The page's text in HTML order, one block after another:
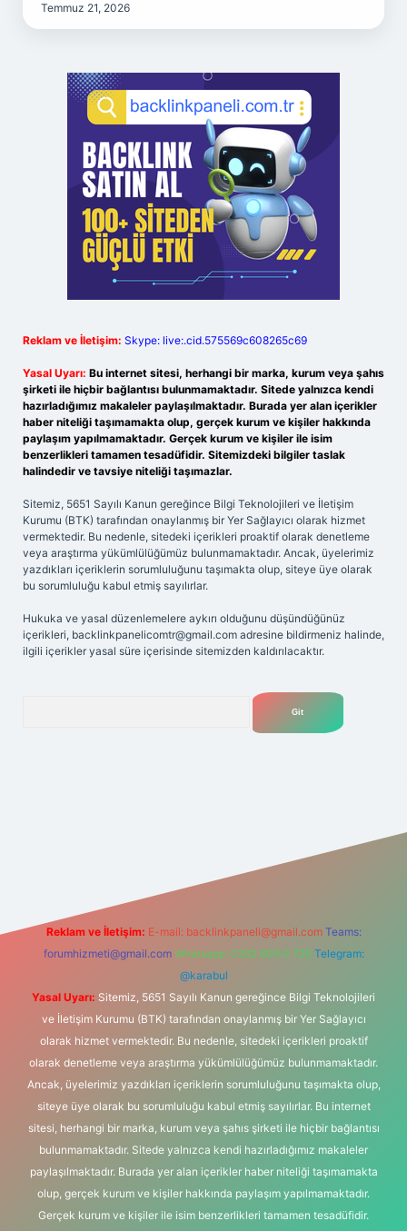
Temmuz 21, 2026
Reklam ve İletişim: Skype: live:.cid.575569c608265c69
Yasal Uyarı: Bu internet sitesi, herhangi bir marka, kurum veya şahıs
şirketi ile hiçbir bağlantısı bulunmamaktadır. Sitede yalnızca kendi
hazırladığımız makaleler paylaşılmaktadır. Burada yer alan içerikler
haber niteliği taşımamakta olup, gerçek kurum ve kişiler hakkında
paylaşım yapılmamaktadır. Gerçek kurum ve kişiler ile isim
benzerlikleri tamamen tesadüfidir. Sitemizdeki bilgiler taslak
halindedir ve tavsiye niteliği taşımazlar.
Sitemiz, 5651 Sayılı Kanun gereğince Bilgi Teknolojileri ve İletişim
Kurumu (BTK) tarafından onaylanmış bir Yer Sağlayıcı olarak hizmet
vermektedir. Bu nedenle, sitedeki içerikleri proaktif olarak denetleme
veya araştırma yükümlülüğümüz bulunmamaktadır. Ancak, üyelerimiz
yazdıkları içeriklerin sorumluluğunu taşımakta olup, siteye üye olarak
bu sorumluluğu kabul etmiş sayılırlar.
Hukuka ve yasal düzenlemelere aykırı olduğunu düşündüğünüz
içerikleri, backlinkpanelicomtr@gmail.com adresine bildirmeniz halinde,
ilgili içerikler yasal süre içerisinde sitemizden kaldırılacaktır.
Reklam ve İletişim: E-mail: backlinkpaneli@gmail.com Teams:
forumhizmeti@gmail.com Whatsapp: 0262 606 0 726 Telegram:
@karabul
Yasal Uyarı: Sitemiz, 5651 Sayılı Kanun gereğince Bilgi Teknolojileri
ve İletişim Kurumu (BTK) tarafından onaylanmış bir Yer Sağlayıcı
olarak hizmet vermektedir. Bu nedenle, sitedeki içerikleri proaktif
olarak denetleme veya araştırma yükümlülüğümüz bulunmamaktadır.
Ancak, üyelerimiz yazdıkları içeriklerin sorumluluğunu taşımakta olup,
siteye üye olarak bu sorumluluğu kabul etmiş sayılırlar. Bu internet
sitesi, herhangi bir marka, kurum veya şahıs şirketi ile hiçbir bağlantısı
bulunmamaktadır. Sitede yalnızca kendi hazırladığımız makaleler
paylaşılmaktadır. Burada yer alan içerikler haber niteliği taşımamakta
olup, gerçek kurum ve kişiler hakkında paylaşım yapılmamaktadır.
Gerçek kurum ve kişiler ile isim benzerlikleri tamamen tesadüfidir.